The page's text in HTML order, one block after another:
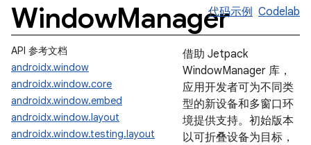
WindowManager代码示例 Codelab
API 参考文档
androidx.window
androidx.window.core
androidx.window.embed
androidx.window.layout
androidx.window.testing.layout
借助 Jetpack
WindowManager 库，
应用开发者可为不同类
型的新设备和多窗口环
境提供支持。初始版本
以可折叠设备为目标，